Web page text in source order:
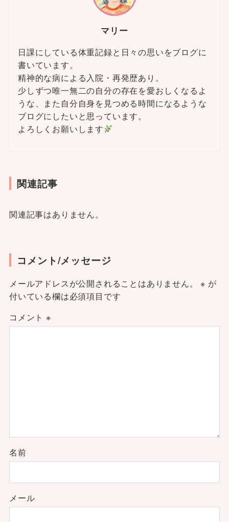
マリー
日課にしている体重記録と日々の思いをブログに
書いています。
精神的な病による入院・再発歴あり。
少しずつ唯一無二の自分の存在を愛おしくなるよ
うな、また自分自身を見つめる時間になるような
ブログにしたいと思っています。
よろしくお願いします
関連記事
関連記事はありません。
コメント/メッセージ
メールアドレスが公開されることはありません。 ※ が
付いている欄は必須項目です
コメント ※
名前
メール